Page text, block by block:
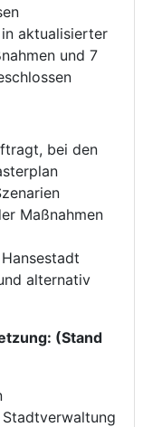
aktualisierter
und 7
bei den
Maßnahmen
alternativ
(Stand